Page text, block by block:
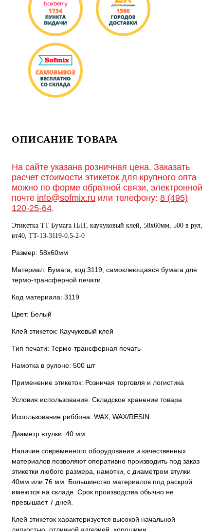
ОПИСАНИЕ ТОВАРА
На сайте указана розничная цена. Заказать
расчет стоимости этикеток для крупного опта
можно по форме обратной связи, электронной
почте info@sofmix.ru или телефону: 8 (495)
120-25-64.
Этикетка ТТ Бумага ПЛГ, каучуковый клей, 58х60мм, 500 в рул,
вт40, TT-13-3119-0.5-2-0
Размер: 58х60мм
Материал: Бумага, код:3119, самоклеющаяся бумага для
термо-трансферной печати.
Код материала: 3119
Цвет: Белый
Клей этикеток: Каучуковый клей
Тип печати: Термо-трансферная печать
Намотка в рулоне: 500 шт
Применение этикеток: Розничая торговля и логистика
Условия использования: Складское хранение товара
Использование риббона: WAX, WAX/RESIN
Диаметр втулки: 40 мм
Наличие современного оборудования и качественных
материалов позволяют оперативно производить под заказ
этикетки любого размера, намотки, с диаметром втулки
40мм или 76 мм. Большинство материалов под раскрой
имеются на складе. Срок производства обычно не
превышает 7 дней.
Клей этикеток характеризуется высокой начальной